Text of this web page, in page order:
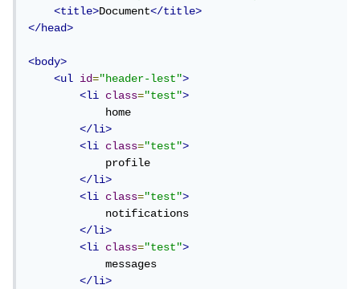
<title>Document</title>
</head>
<body>
<ul
id="header-lest">
<li
class="test">
            home
</li>
<li
class="test">
            profile
</li>
<li
class="test">
            notifications
</li>
<li
class="test">
            messages
</li>